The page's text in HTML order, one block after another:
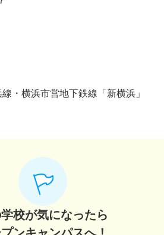
・横浜市営地下鉄線「新横浜」
校が気になったら